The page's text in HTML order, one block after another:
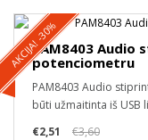
AKCIJA! -30%PAM8403 Audio
potenciometru
PAM8403 Audio
būti užmaitinta iš USB
€2,51
€3,60